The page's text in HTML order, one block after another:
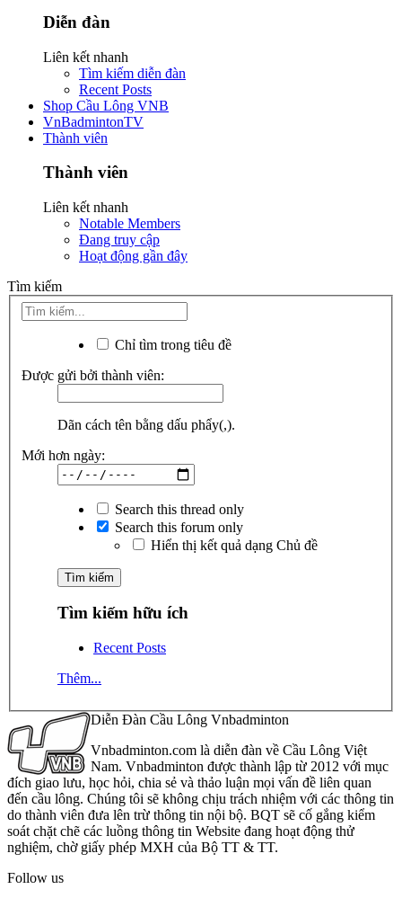
Diễn đàn
Liên kết nhanh
Tìm kiếm diễn đàn
Recent Posts
Shop Cầu Lông VNB
VnBadmintonTV
Thành viên
Thành viên
Liên kết nhanh
Notable Members
Đang truy cập
Hoạt động gần đây
Tìm kiếm
Chỉ tìm trong tiêu đề
Được gửi bởi thành viên:
Dãn cách tên bằng dấu phẩy(,).
Mới hơn ngày:
Search this thread only
Search this forum only
Hiển thị kết quả dạng Chủ đề
Tìm kiếm hữu ích
Recent Posts
Thêm...
Diễn Đàn Cầu Lông Vnbadminton
Vnbadminton.com là diễn đàn về Cầu Lông Việt
Nam. Vnbadminton được thành lập từ 2012 với mục
đích giao lưu, học hỏi, chia sẻ và thảo luận mọi vấn đề liên quan
đến cầu lông. Chúng tôi sẽ không chịu trách nhiệm với các thông tin
do thành viên đưa lên trừ thông tin nội bộ. BQT sẽ cố gắng kiểm
soát chặt chẽ các luồng thông tin Website đang hoạt động thử
nghiệm, chờ giấy phép MXH của Bộ TT & TT.
Follow us